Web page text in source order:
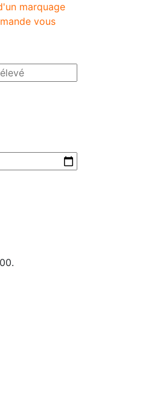
marquage
vous